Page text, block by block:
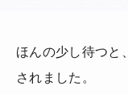
ほんの少し待つと
されました。